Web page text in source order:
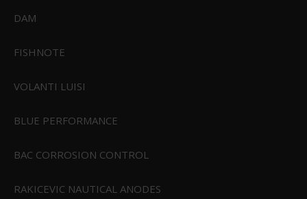
DAM
FISHNOTE
VOLANTI LUISI
BLUE PERFORMANCE
BAC CORROSION CONTROL
RAKICEVIC NAUTICAL ANODES